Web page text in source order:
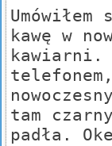
kawę w
kawiarni.
tam
padła.